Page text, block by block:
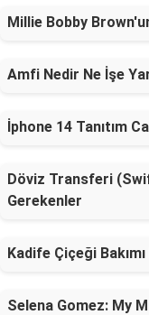
Millie Bobby
Amfi Nedir Ne İşe
İphone 14 Tanıtım
Döviz Transferi
Gerekenler
Kadife Çiçeği Bakımı
Selena Gomez: My